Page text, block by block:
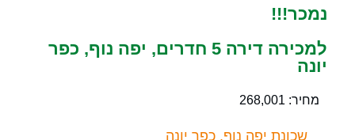
נמכר!!!
למכירה דירה 5 חדרים, יפה נוף, כפר
יונה
מחיר: 268,001
שכונת יפה נוף, כפר יונה